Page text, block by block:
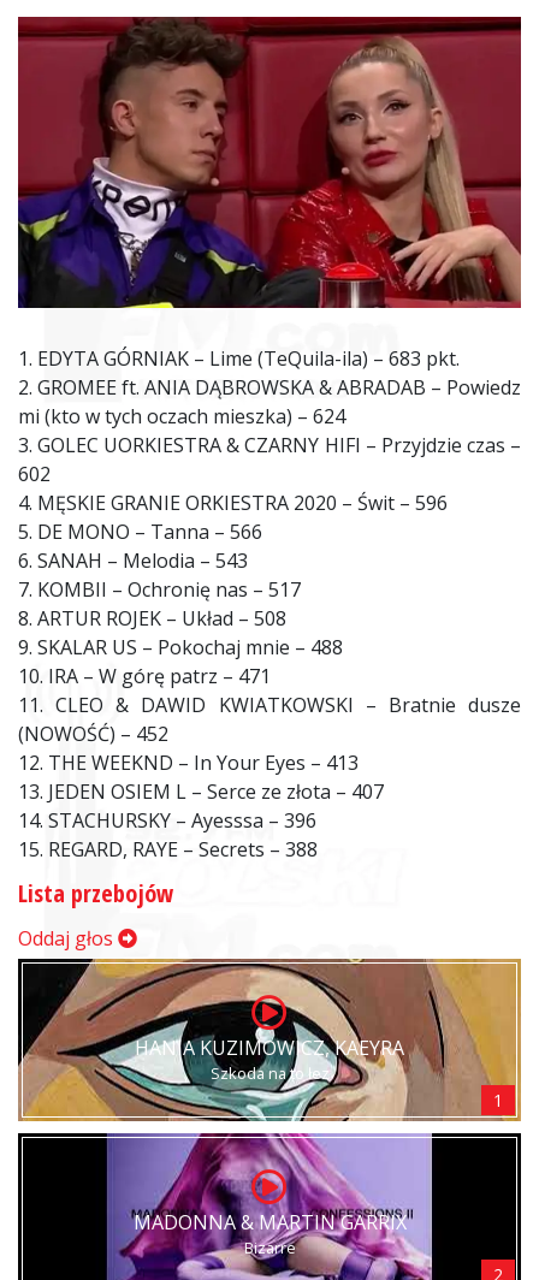
1. EDYTA GÓRNIAK – Lime (TeQuila-ila) – 683 pkt.
2. GROMEE ft. ANIA DĄBROWSKA & ABRADAB – Powiedz
mi (kto w tych oczach mieszka) – 624
3. GOLEC UORKIESTRA & CZARNY HIFI – Przyjdzie czas –
602
4. MĘSKIE GRANIE ORKIESTRA 2020 – Świt – 596
5. DE MONO – Tanna – 566
6. SANAH – Melodia – 543
7. KOMBII – Ochronię nas – 517
8. ARTUR ROJEK – Układ – 508
9. SKALAR US – Pokochaj mnie – 488
10. IRA – W górę patrz – 471
11. CLEO & DAWID KWIATKOWSKI – Bratnie dusze
(NOWOŚĆ) – 452
12. THE WEEKND – In Your Eyes – 413
13. JEDEN OSIEM L – Serce ze złota – 407
14. STACHURSKY – Ayesssa – 396
15. REGARD, RAYE – Secrets – 388
Lista przebojów
Oddaj głos
HANIA KUZIMOWICZ, KAEYRA
Szkoda na to łez
1
MADONNA & MARTIN GARRIX
Bizarre
2